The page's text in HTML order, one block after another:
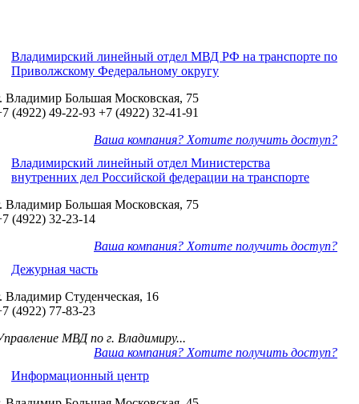
Владимирский линейный отдел МВД РФ на транспорте по
Приволжскому Федеральному округу
Владимир Большая Московская, 75
(4922) 49-22-93 +7 (4922) 32-41-91
Ваша компания? Хотите получить доступ?
Владимирский линейный отдел Министерства
внутренних дел Российской федерации на транспорте
Владимир Большая Московская, 75
(4922) 32-23-14
Ваша компания? Хотите получить доступ?
Дежурная часть
Владимир Студенческая, 16
(4922) 77-83-23
МВД по г. Владимиру...
Ваша компания? Хотите получить доступ?
Информационный центр